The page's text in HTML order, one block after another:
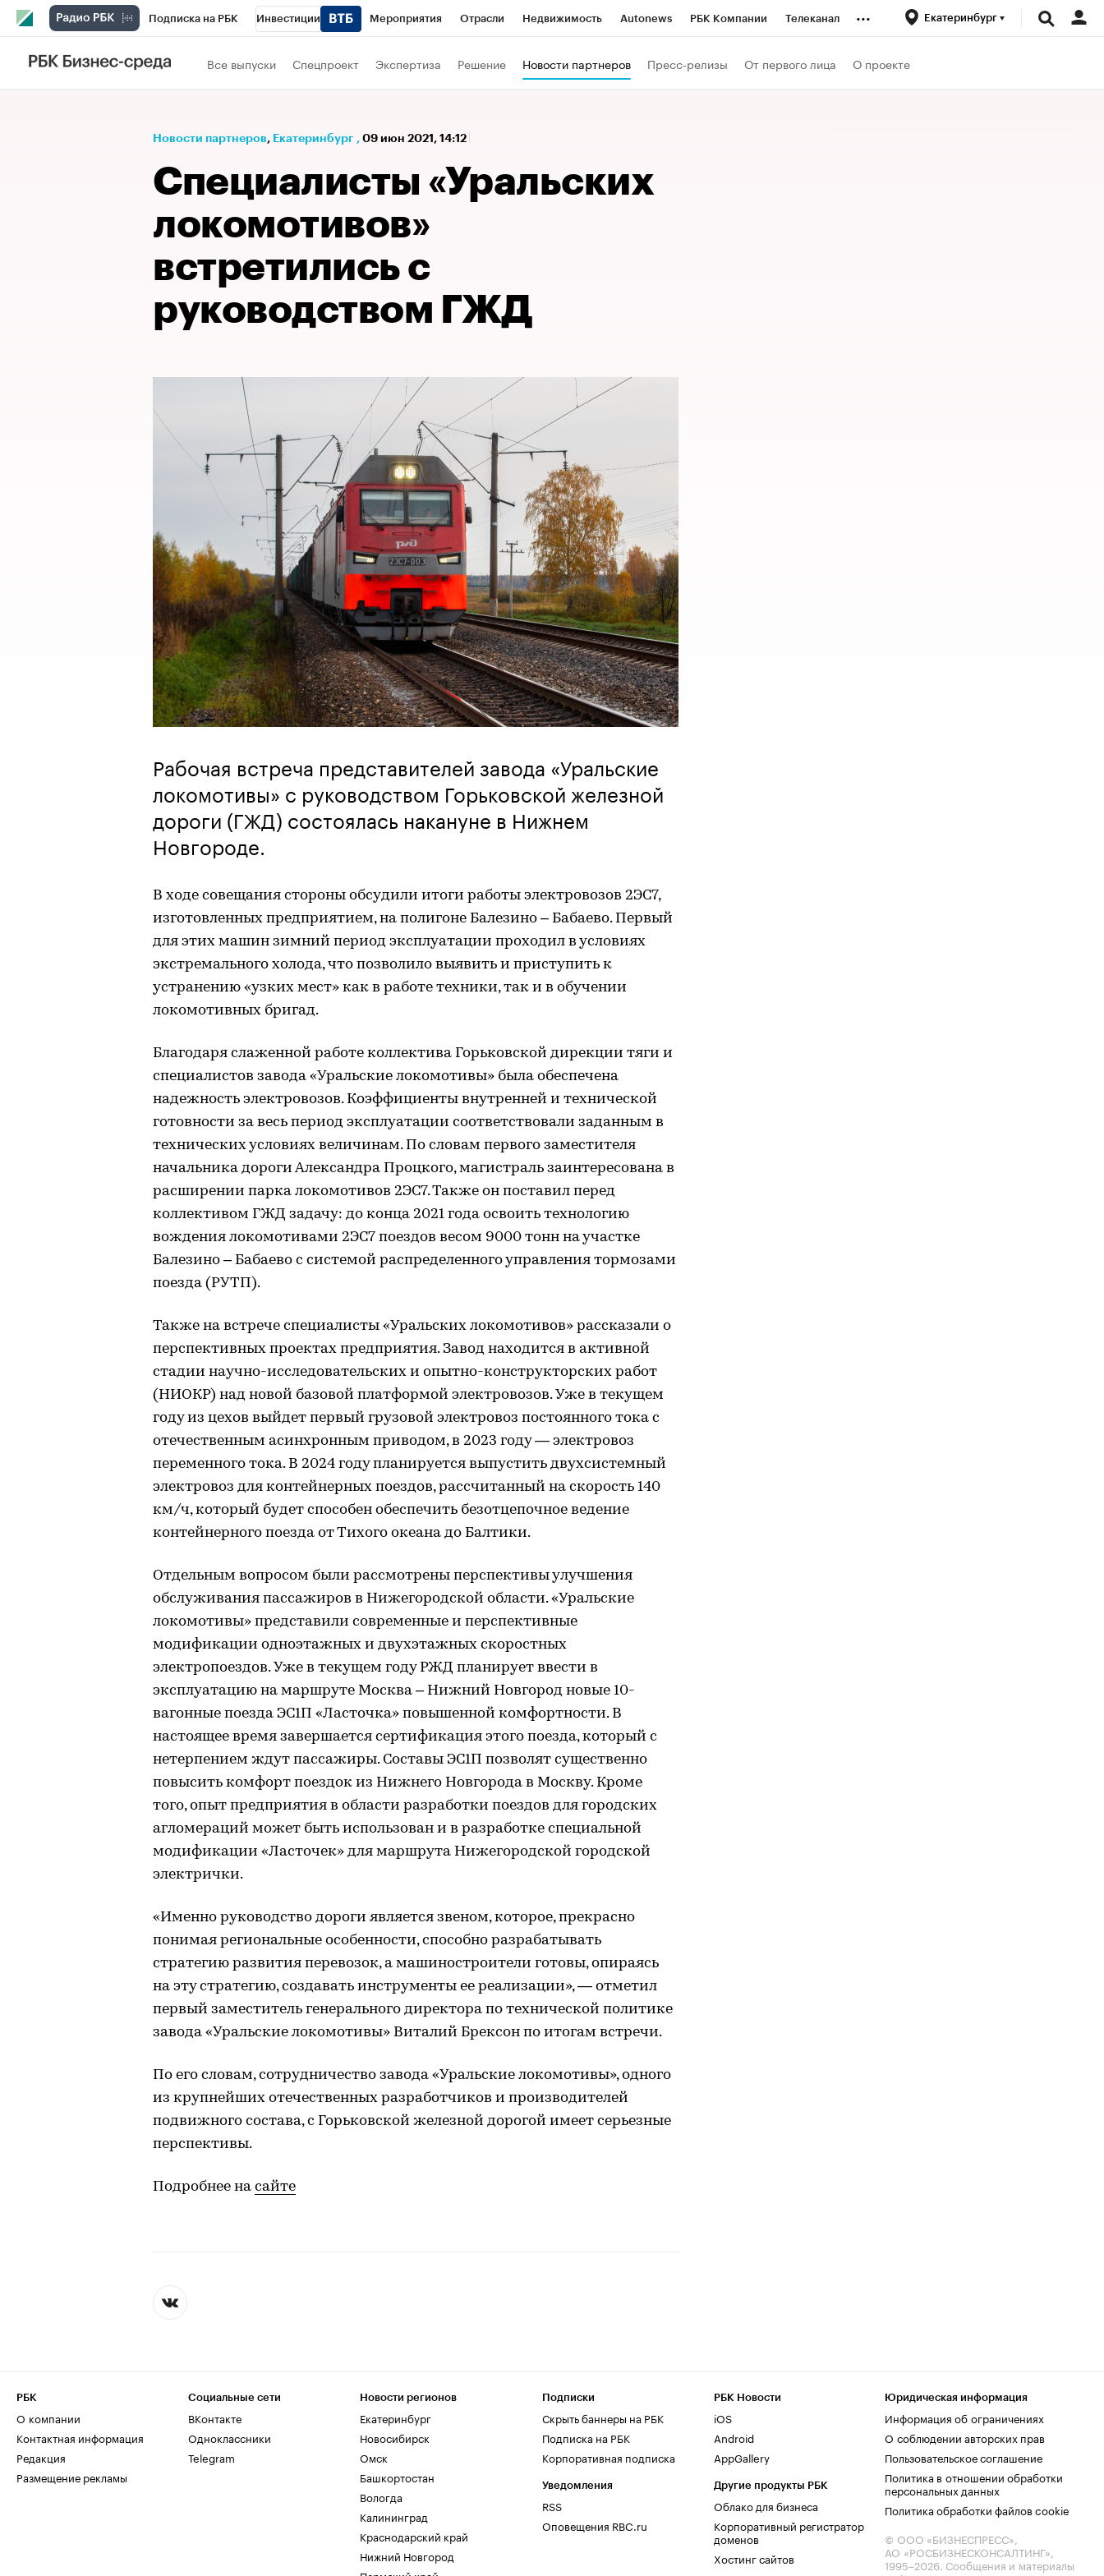
Подписка на РБК Инвестиции Мероприятия Отрасли Недвижимость Autonews РБК Компании Телеканал
РБК Вино
Проверка контрагентов Бизнес
... Екатеринбург
Все выпуски Спецпроект Экспертиза Решение Новости партнеров Пресс-релизы От первого лица О проекте
Новости партнеров⁠, Екатеринбург , 09 июн 2021, 14:12
Специалисты «Уральских
локомотивов»
встретились с
руководством ГЖД
Рабочая встреча представителей завода «Уральские
локомотивы» с руководством Горьковской железной
дороги (ГЖД) состоялась накануне в Нижнем
Новгороде.
В ходе совещания стороны обсудили итоги работы электровозов 2ЭС7,
изготовленных предприятием, на полигоне Балезино – Бабаево. Первый
для этих машин зимний период эксплуатации проходил в условиях
экстремального холода, что позволило выявить и приступить к
устранению «узких мест» как в работе техники, так и в обучении
локомотивных бригад.
Благодаря слаженной работе коллектива Горьковской дирекции тяги и
специалистов завода «Уральские локомотивы» была обеспечена
надежность электровозов. Коэффициенты внутренней и технической
готовности за весь период эксплуатации соответствовали заданным в
технических условиях величинам. По словам первого заместителя
начальника дороги Александра Процкого, магистраль заинтересована в
расширении парка локомотивов 2ЭС7. Также он поставил перед
коллективом ГЖД задачу: до конца 2021 года освоить технологию
вождения локомотивами 2ЭС7 поездов весом 9000 тонн на участке
Балезино – Бабаево с системой распределенного управления тормозами
поезда (РУТП).
Также на встрече специалисты «Уральских локомотивов» рассказали о
перспективных проектах предприятия. Завод находится в активной
стадии научно-исследовательских и опытно-конструкторских работ
(НИОКР) над новой базовой платформой электровозов. Уже в текущем
году из цехов выйдет первый грузовой электровоз постоянного тока с
отечественным асинхронным приводом, в 2023 году — электровоз
переменного тока. В 2024 году планируется выпустить двухсистемный
электровоз для контейнерных поездов, рассчитанный на скорость 140
км/ч, который будет способен обеспечить безотцепочное ведение
контейнерного поезда от Тихого океана до Балтики.
Отдельным вопросом были рассмотрены перспективы улучшения
обслуживания пассажиров в Нижегородской области. «Уральские
локомотивы» представили современные и перспективные
модификации одноэтажных и двухэтажных скоростных
электропоездов. Уже в текущем году РЖД планирует ввести в
эксплуатацию на маршруте Москва – Нижний Новгород новые 10-
вагонные поезда ЭС1П «Ласточка» повышенной комфортности. В
настоящее время завершается сертификация этого поезда, который с
нетерпением ждут пассажиры. Составы ЭС1П позволят существенно
повысить комфорт поездок из Нижнего Новгорода в Москву. Кроме
того, опыт предприятия в области разработки поездов для городских
агломераций может быть использован и в разработке специальной
модификации «Ласточек» для маршрута Нижегородской городской
электрички.
«Именно руководство дороги является звеном, которое, прекрасно
понимая региональные особенности, способно разрабатывать
стратегию развития перевозок, а машиностроители готовы, опираясь
на эту стратегию, создавать инструменты ее реализации», — отметил
первый заместитель генерального директора по технической политике
завода «Уральские локомотивы» Виталий Брексон по итогам встречи.
По его словам, сотрудничество завода «Уральские локомотивы», одного
из крупнейших отечественных разработчиков и производителей
подвижного состава, с Горьковской железной дорогой имеет серьезные
перспективы.
Подробнее на сайте
РБК
О компании
Контактная информация
Редакция
Размещение рекламы
Социальные сети
ВКонтакте
Одноклассники
Telegram
Новости регионов
Екатеринбург
Новосибирск
Омск
Башкортостан
Вологда
Калининград
Краснодарский край
Нижний Новгород
Подписки
Скрыть баннеры на РБК
Подписка на РБК
Корпоративная подписка
Уведомления
RSS
Оповещения RBC.ru
РБК Новости
iOS
Android
AppGallery
Другие продукты РБК
Облако для бизнеса
Корпоративный регистратор
доменов
Хостинг сайтов
Юридическая информация
Информация об ограничениях
О соблюдении авторских прав
Пользовательское соглашение
Политика в отношении обработки
персональных данных
Политика обработки файлов cookie
© ООО «БИЗНЕСПРЕСС»,
АО «РОСБИЗНЕСКОНСАЛТИНГ»,
1995–2026. Сообщения и материалы